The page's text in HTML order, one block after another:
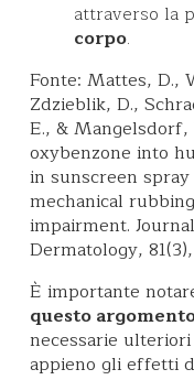
attraverso la
corpo.
Fonte: Mattes, D.,
Zdzieblik, D.,
E., & Mangelsdorf,
oxybenzone into
in sunscreen
mechanical
impairment.
Dermatology, 81(3),
È importante
questo
necessarie
appieno gli effetti